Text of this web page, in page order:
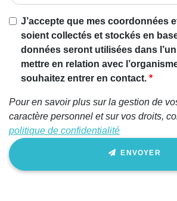
Si vous
êtes un
être
humain,
ignorez
champ
J’accepte que mes coordonnées
soient collectés et stockés en
données seront utilisées dans
mettre en relation avec
souhaitez entrer en contact.
Pour en savoir plus sur la gestion de
caractère personnel et sur vos droits,
politique de confidentialité
ENVOYER